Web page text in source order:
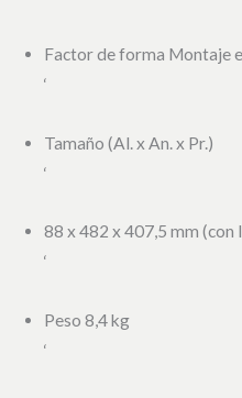
Factor de forma Montaje
‘
Tamaño (Al. x An. x Pr.)
‘
88 x 482 x 407,5 mm (con
‘
Peso 8,4 kg
‘